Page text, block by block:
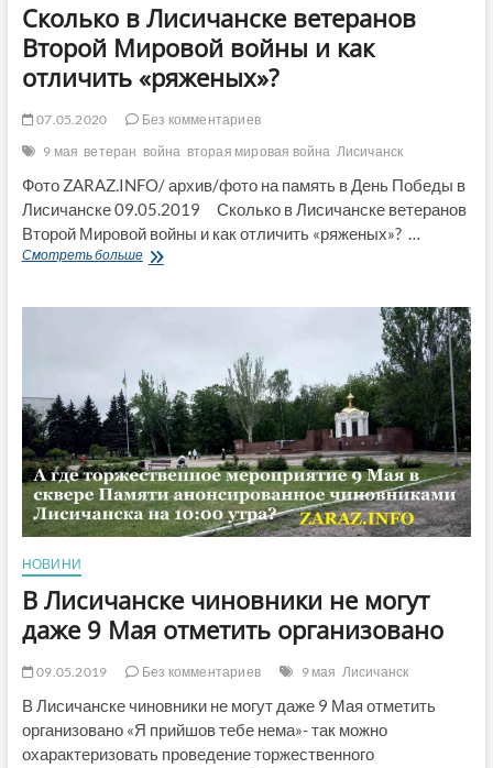
Сколько в Лисичанске ветеранов
Второй Мировой войны и как
отличить «ряженых»?
07.05.2020
Без комментариев
9 мая ветеран война вторая мировая война Лисичанск
Фото ZARAZ.INFO/ архив/фото на память в День Победы в
Лисичанске 09.05.2019 Сколько в Лисичанске ветеранов
Второй Мировой войны и как отличить «ряженых»? …
Смотреть большеСколько
войны
и
как
отличить
«ряженых»?
НОВИНИ
В Лисичанске чиновники не могут
даже 9 Мая отметить организовано
09.05.2019 Без комментариев 9 мая Лисичанск
В Лисичанске чиновники не могут даже 9 Мая отметить
организовано «Я прийшов тебе нема»- так можно
охарактеризовать проведение торжественного